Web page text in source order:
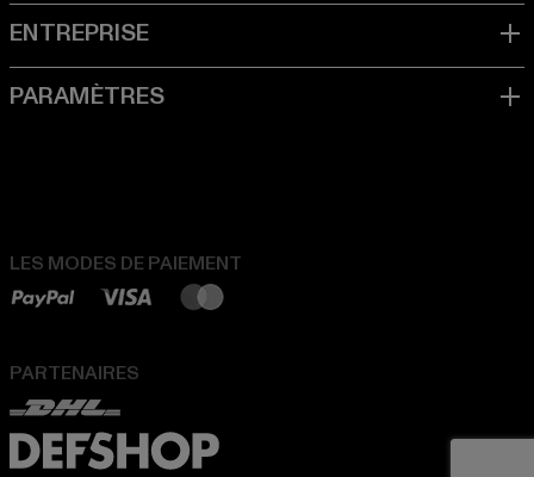
LES MODES DE PAIEMENT
PARTENAIRES